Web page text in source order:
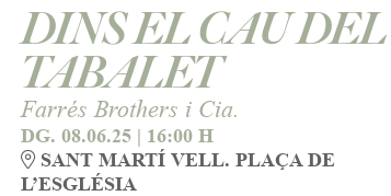
DINS EL CAU DEL
TABALET
Farrés Brothers i Cia.
DG. 08.06.25| 16:00 H
SANT MARTÍ VELL. PLAÇA DE
L’ESGLÉSIA